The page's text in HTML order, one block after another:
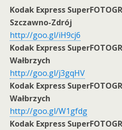
Kodak Express
Szczawno-Zdrój
http://goo.gl/iH9cj6
Kodak Express
Wałbrzych
http://goo.gl/j3gqHV
Kodak Express
Wałbrzych
http://goo.gl/W1gfdg
Kodak Express